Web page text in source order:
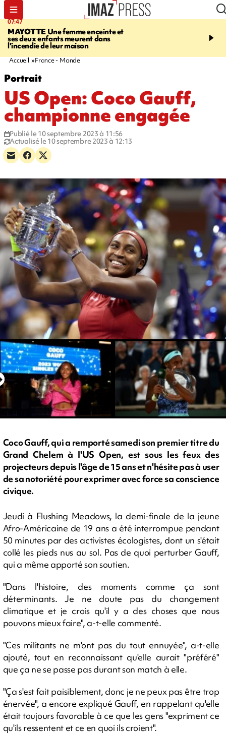
07:47
MAYOTTE Une femme enceinte et
ses deux enfants meurent dans
l'incendie de leur maison
10:48
Christophe Lambert
Accueil France - Monde
Portrait
US Open: Coco Gauff,
championne engagée
Publié le 10 septembre 2023 à 11:56
Actualisé le 10 septembre 2023 à 12:13
Coco Gauff, qui a remporté samedi son premier titre du
Grand Chelem à l'US Open, est sous les feux des
projecteurs depuis l'âge de 15 ans et n'hésite pas à user
de sa notoriété pour exprimer avec force sa conscience
civique.
Jeudi à Flushing Meadows, la demi-finale de la jeune
Afro-Américaine de 19 ans a été interrompue pendant
50 minutes par des activistes écologistes, dont un s'était
collé les pieds nus au sol. Pas de quoi perturber Gauff,
qui a même apporté son soutien.
"Dans l'histoire, des moments comme ça sont
déterminants. Je ne doute pas du changement
climatique et je crois qu'il y a des choses que nous
pouvons mieux faire", a-t-elle commenté.
"Ces militants ne m'ont pas du tout ennuyée", a-t-elle
ajouté, tout en reconnaissant qu'elle aurait "préféré"
que ça ne se passe pas durant son match à elle.
"Ça s'est fait paisiblement, donc je ne peux pas être trop
énervée", a encore expliqué Gauff, en rappelant qu'elle
était toujours favorable à ce que les gens "expriment ce
qu'ils ressentent et ce en quoi ils croient".